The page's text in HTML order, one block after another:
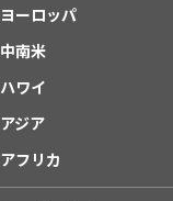
ヨーロッパ
中南米
ハワイ
アジア
アフリカ